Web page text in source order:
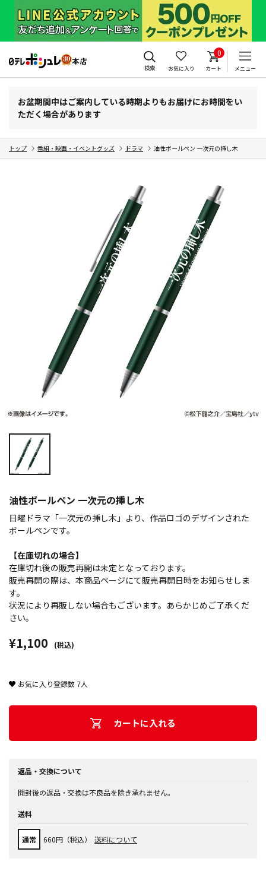
検索 お気に入り
0
カート メニュー
お盆期間中はご案内している時期よりもお届けにお時間をい
ただく場合があります
トップ 番組・映画・イベントグッズ ドラマ 油性ボールペン 一次元の挿し木
油性ボールペン 一次元の挿し木
日曜ドラマ「一次元の挿し木」より、作品ロゴのデザインされた
ボールペンです。
【在庫切れの場合】
在庫切れ後の販売再開は未定となっております。
販売再開の際は、本商品ページにて販売再開日時をお知らせしま
す。
状況により再販しない場合もございます。あらかじめご了承くだ
さい。
¥1,100 (税込)
お気に入り登録数 7人
カートに入れる
返品・交換について
開封後の返品・交換は不良品を除き承れません。
送料
通常 660円（税込） 送料について